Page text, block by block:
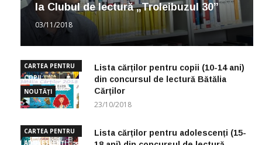
la Clubul de lectură „Troleibuzul 30”
03/11/2018
CARTEA PENTRU
COPII
NOUTĂȚI
Lista cărților pentru copii (10-14 ani)
din concursul de lectură Bătălia
Cărților
23/10/2018
CARTEA PENTRU
ADOLESCENȚI
Lista cărților pentru adolescenți (15-